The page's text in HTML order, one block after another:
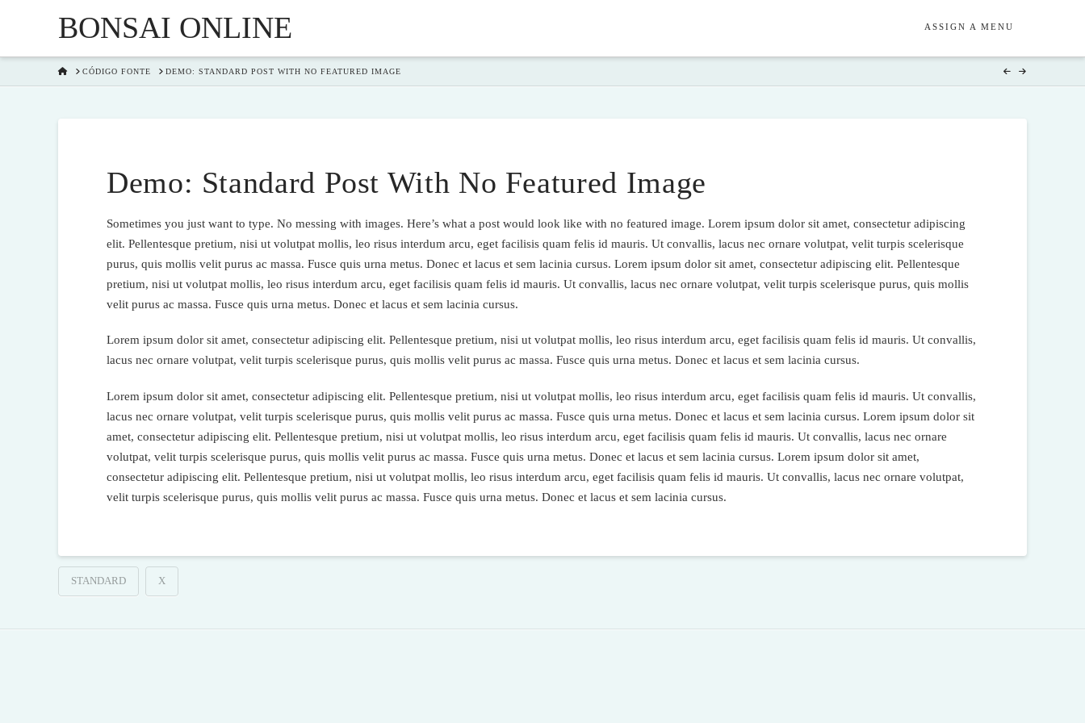
BONSAI ONLINE ASSIGN A MENU
HOMECÓDIGO FONTE DEMO: STANDARD POST WITH NO FEATURED IMAGE
Demo: Standard Post With No Featured Image
Sometimes you just want to type. No messing with images. Here’s what a post would look like with no featured image. Lorem ipsum dolor sit amet, consectetur adipiscing
elit. Pellentesque pretium, nisi ut volutpat mollis, leo risus interdum arcu, eget facilisis quam felis id mauris. Ut convallis, lacus nec ornare volutpat, velit turpis scelerisque
purus, quis mollis velit purus ac massa. Fusce quis urna metus. Donec et lacus et sem lacinia cursus. Lorem ipsum dolor sit amet, consectetur adipiscing elit. Pellentesque
pretium, nisi ut volutpat mollis, leo risus interdum arcu, eget facilisis quam felis id mauris. Ut convallis, lacus nec ornare volutpat, velit turpis scelerisque purus, quis mollis
velit purus ac massa. Fusce quis urna metus. Donec et lacus et sem lacinia cursus.
Lorem ipsum dolor sit amet, consectetur adipiscing elit. Pellentesque pretium, nisi ut volutpat mollis, leo risus interdum arcu, eget facilisis quam felis id mauris. Ut convallis,
lacus nec ornare volutpat, velit turpis scelerisque purus, quis mollis velit purus ac massa. Fusce quis urna metus. Donec et lacus et sem lacinia cursus.
Lorem ipsum dolor sit amet, consectetur adipiscing elit. Pellentesque pretium, nisi ut volutpat mollis, leo risus interdum arcu, eget facilisis quam felis id mauris. Ut convallis,
lacus nec ornare volutpat, velit turpis scelerisque purus, quis mollis velit purus ac massa. Fusce quis urna metus. Donec et lacus et sem lacinia cursus. Lorem ipsum dolor sit
amet, consectetur adipiscing elit. Pellentesque pretium, nisi ut volutpat mollis, leo risus interdum arcu, eget facilisis quam felis id mauris. Ut convallis, lacus nec ornare
volutpat, velit turpis scelerisque purus, quis mollis velit purus ac massa. Fusce quis urna metus. Donec et lacus et sem lacinia cursus. Lorem ipsum dolor sit amet,
consectetur adipiscing elit. Pellentesque pretium, nisi ut volutpat mollis, leo risus interdum arcu, eget facilisis quam felis id mauris. Ut convallis, lacus nec ornare volutpat,
velit turpis scelerisque purus, quis mollis velit purus ac massa. Fusce quis urna metus. Donec et lacus et sem lacinia cursus.
STANDARD X